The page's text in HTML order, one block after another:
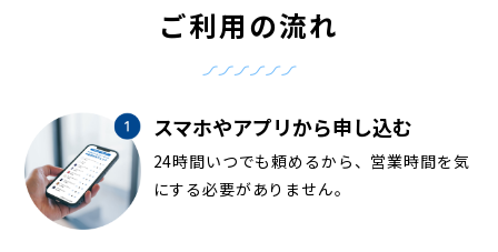
ご利用の流れ
スマホやアプリから申し込む
24時間いつでも頼めるから、営業時間を気
にする必要がありません。